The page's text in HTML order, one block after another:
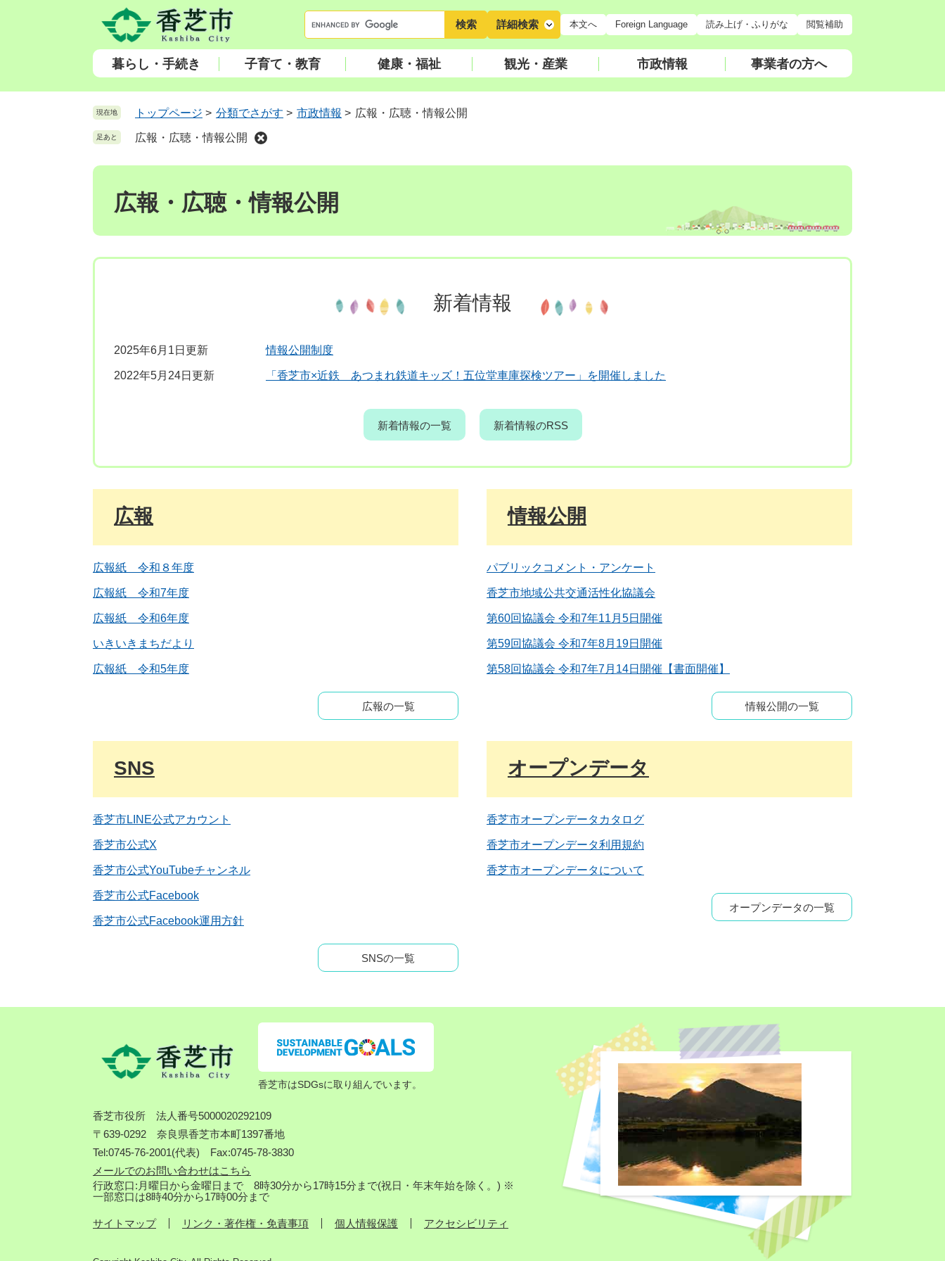
頭
飛
ー
ワ
ー
索
詳細検索 本文へ Foreign Language 読み上げ・ふりがな 閲覧補助
暮らし・手続き 子育て・教育 健康・福祉 観光・産業 市政情報 事業者の方へ
現在地 トップページ > 分類でさがす > 市政情報 > 広報・広聴・情報公開
足あと 広報・広聴・情報公開
本
広報・広聴・情報公開
新着情報
2025年6月1日更新 情報公開制度
2022年5月24日更新 「香芝市×近鉄 あつまれ鉄道キッズ！五位堂車庫探検ツアー」を開催しました
新着情報の一覧 新着情報のRSS
広報
広報紙 令和８年度
広報紙 令和7年度
広報紙 令和6年度
いきいきまちだより
広報紙 令和5年度
広報の一覧
情報公開
パブリックコメント・アンケート
香芝市地域公共交通活性化協議会
第60回協議会 令和7年11月5日開催
第59回協議会 令和7年8月19日開催
第58回協議会 令和7年7月14日開催【書面開催】
情報公開の一覧
SNS
香芝市LINE公式アカウント
香芝市公式X
香芝市公式YouTubeチャンネル
香芝市公式Facebook
香芝市公式Facebook運用方針
SNSの一覧
オープンデータ
香芝市オープンデータカタログ
香芝市オープンデータ利用規約
香芝市オープンデータについて
オープンデータの一覧
香芝市はSDGsに取り組んでいます。
香芝市役所
法人番号5000020292109
〒639-0292 奈良県香芝市本町1397番地
Tel:0745-76-2001(代表) Fax:0745-78-3830
メールでのお問い合わせはこちら
行政窓口:月曜日から金曜日まで 8時30分から17時15分まで(祝日・年末年始を除く。) ※
一部窓口は8時40分から17時00分まで
サイトマップ リンク・著作権・免責事項 個人情報保護 アクセシビリティ